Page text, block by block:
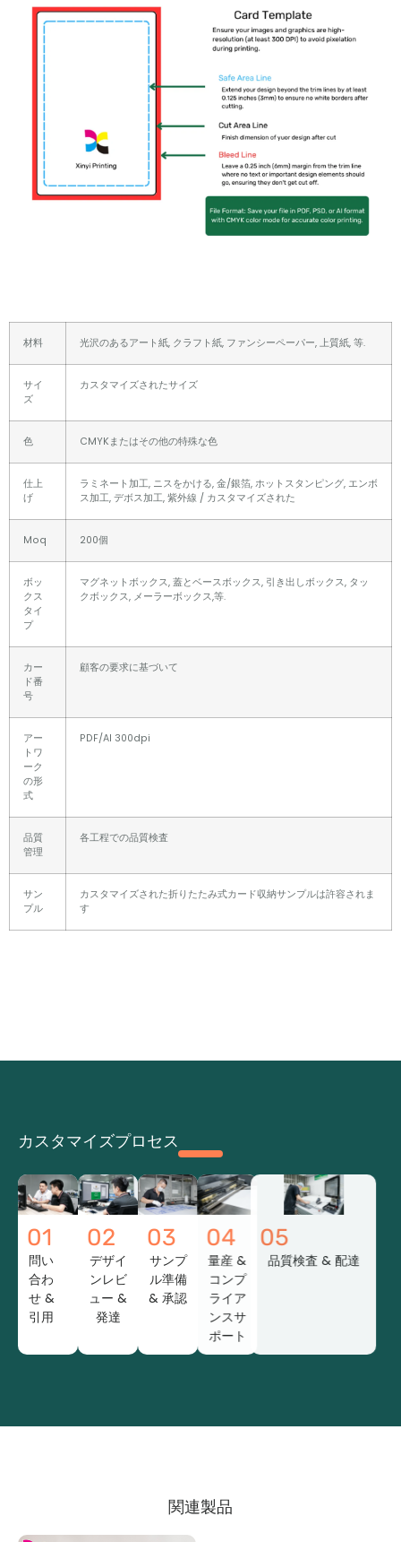
材料 光沢のあるアート紙, クラフト紙, ファンシーペーパー, 上質紙, 等.
サイ
ズ
カスタマイズされたサイズ
色 CMYKまたはその他の特殊な色
仕上
げ
ラミネート加工, ニスをかける, 金/銀箔, ホットスタンピング, エンボ
ス加工, デボス加工, 紫外線 / カスタマイズされた
Moq 200個
ボッ
クス
タイ
プ
マグネットボックス, 蓋とベースボックス, 引き出しボックス, タッ
クボックス, メーラーボックス,等.
カー
ド番
号
顧客の要求に基づいて
アー
トワ
ーク
の形
式
PDF/AI 300dpi
品質
管理
各工程での品質検査
サン
プル
カスタマイズされた折りたたみ式カード収納サンプルは許容されま
す
カスタマイズプロセス
01
問い
合わ
せ &
引用
02
デザイ
ンレビ
ュー &
発達
03
サンプ
ル準備
& 承認
04
量産 &
コンプ
ライア
ンスサ
ポート
05
品質検査 & 配達
関連製品